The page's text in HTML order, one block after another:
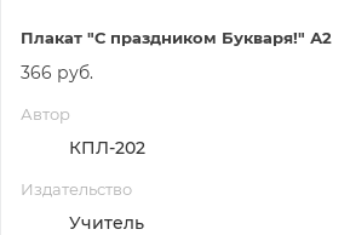
Плакат "С праздником Букваря!" А2
366 руб.
Автор
КПЛ-202
Издательство
Учитель